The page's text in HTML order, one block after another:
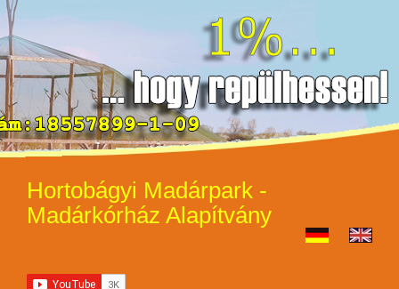
Hortobágyi Madárpark -
Madárkórház Alapítvány